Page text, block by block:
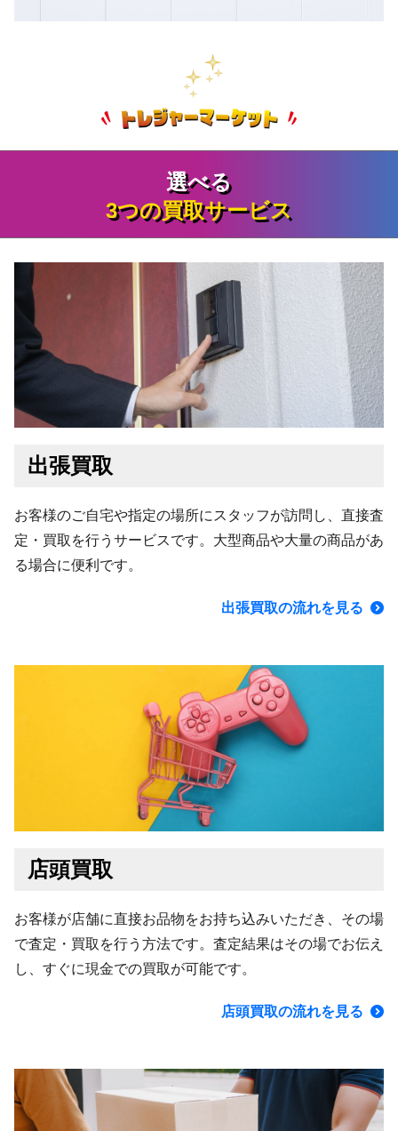
選べる
3つの買取サービス
出張買取
お客様のご自宅や指定の場所にスタッフが訪問し、直接査
定・買取を行うサービスです。大型商品や大量の商品があ
る場合に便利です。
出張買取の流れを見る
店頭買取
お客様が店舗に直接お品物をお持ち込みいただき、その場
で査定・買取を行う方法です。査定結果はその場でお伝え
し、すぐに現金での買取が可能です。
店頭買取の流れを見る